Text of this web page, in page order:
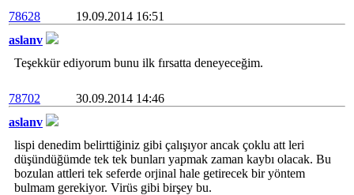
78628
19.09.2014 16:51
aslanv
Teşekkür ediyorum bunu ilk fırsatta deneyeceğim.
78702
30.09.2014 14:46
aslanv
lispi denedim belirttiğiniz gibi çalışıyor ancak çoklu att leri
düşündüğümde tek tek bunları yapmak zaman kaybı olacak. Bu
bozulan attleri tek seferde orjinal hale getirecek bir yöntem
bulmam gerekiyor. Virüs gibi birşey bu.